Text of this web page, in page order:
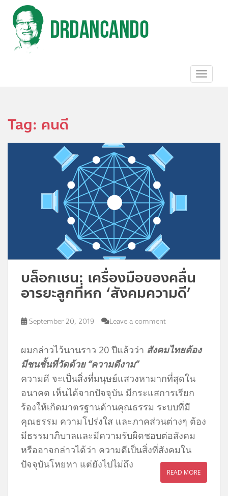
Tag: คนดี
บล็อกเชน: เครื่องมือของคลื่น
อารยะลูกที่หก ‘สังคมความดี’
September 20, 2019 Leave a comment
ผมกล่าวไว้นานราว 20 ปีแล้วว่า สังคมไทยต้อง
มีชนชั้นที่วัดด้วย “ความดีงาม”
ความดี จะเป็นสิ่งที่มนุษย์แสวงหามากที่สุดใน
อนาคต เห็นได้จากปัจจุบัน มีกระแสการเรียก
ร้องให้เกิดมาตรฐานด้านคุณธรรม ระบบที่มี
คุณธรรม ความโปร่งใส และภาคส่วนต่างๆ ต้อง
มีธรรมาภิบาลและมีความรับผิดชอบต่อสังคม
หรืออาจกล่าวได้ว่า ความดีเป็นสิ่งที่สังคมใน
ปัจจุบันโหยหา แต่ยังไปไม่ถึง
READ MORE